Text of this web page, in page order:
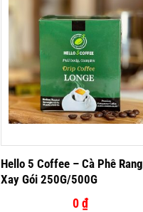
Hello 5 Coffee – Cà Phê Rang
Xay Gói 250G/500G
0₫